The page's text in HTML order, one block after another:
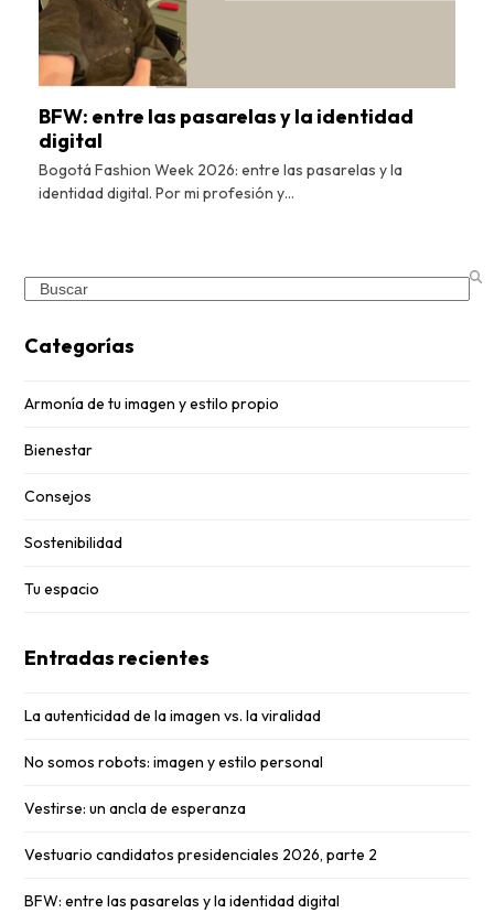
BFW: entre las pasarelas y la identidad
digital
Bogotá Fashion Week 2026: entre las pasarelas y la
identidad digital. Por mi profesión y…
Search
Categorías
Armonía de tu imagen y estilo propio
Bienestar
Consejos
Sostenibilidad
Tu espacio
Entradas recientes
La autenticidad de la imagen vs. la viralidad
No somos robots: imagen y estilo personal
Vestirse: un ancla de esperanza
Vestuario candidatos presidenciales 2026, parte 2
BFW: entre las pasarelas y la identidad digital